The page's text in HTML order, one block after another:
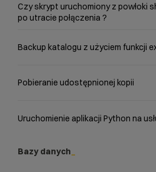
Czy skrypt uruchomiony z powłoki
po utracie połączenia ?
Backup katalogu z użyciem funkcji
Pobieranie udostępnionej kopii
Uruchomienie aplikacji Python na
Bazy danych